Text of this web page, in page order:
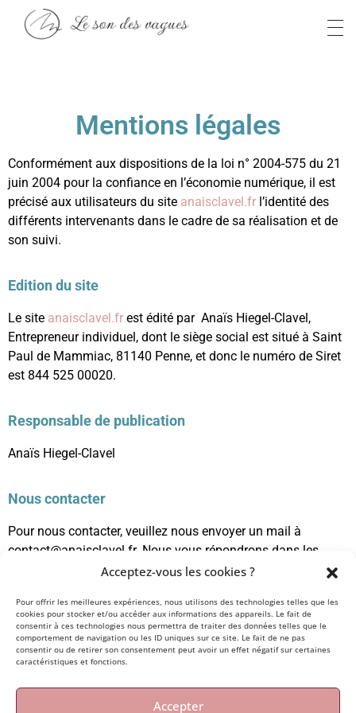
Acceptez-vous les cookies ?
Pour offrir les meilleures expériences, nous utilisons des technologies telles que les
cookies pour stocker et/ou accéder aux informations des appareils. Le fait de
consentir à ces technologies nous permettra de traiter des données telles que le
comportement de navigation ou les ID uniques sur ce site. Le fait de ne pas
consentir ou de retirer son consentement peut avoir un effet négatif sur certaines
caractéristiques et fonctions.
Accepter
Mentions légales
Conformément aux dispositions de la loi n° 2004-575 du 21
juin 2004 pour la confiance en l’économie numérique, il est
précisé aux utilisateurs du site anaisclavel.fr l’identité des
différents intervenants dans le cadre de sa réalisation et de
son suivi.
Edition du site
Le site anaisclavel.fr est édité par Anaïs Hiegel-Clavel,
Entrepreneur individuel, dont le siège social est situé à Saint
Paul de Mammiac, 81140 Penne, et donc le numéro de Siret
est 844 525 00020.
Responsable de publication
Anaïs Hiegel-Clavel
Nous contacter
Pour nous contacter, veuillez nous envoyer un mail à
contact@anaisclavel.fr. Nous vous répondrons dans les
Héberbeur
Le siteanaisclavel.frest hébergé par la société OVH.